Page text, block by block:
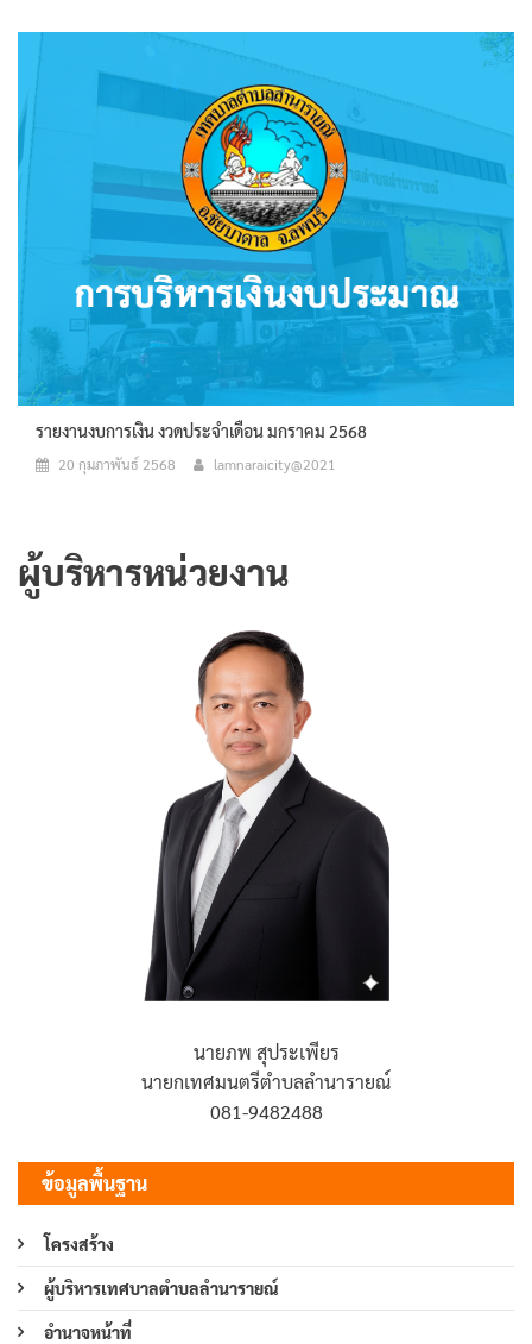
รายงานงบการเงิน งวดประจำเดือน มกราคม 2568
20 กุมภาพันธ์ 2568 lamnaraicity@2021
ผู้บริหารหน่วยงาน
นายภพ สุประเพียร
นายกเทศมนตรีตำบลลำนารายณ์
081-9482488
ข้อมูลพื้นฐาน
โครงสร้าง
ผู้บริหารเทศบาลตำบลลำนารายณ์
อำนาจหน้าที่